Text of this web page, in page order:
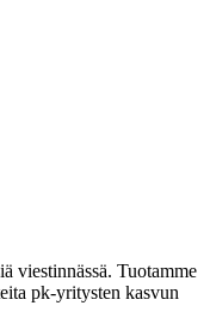
viestinnässä. Tuotamme
pk-yritysten kasvun